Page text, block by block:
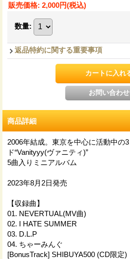
販売価格: 2,000円(税込)
数量:
返品特約に関する重要事項
商品詳細
2006年結成。東京を中心に活動中の
ド“Vanityyy(ヴァニティ)”
5曲入りミニアルバム
2023年8月2日発売
【収録曲】
01. NEVERTUAL(MV曲)
02. I HATE SUMMER
03. D.L.P
04. ちゃーみんぐ
[BonusTrack] SHIBUYA500 (CD限定)